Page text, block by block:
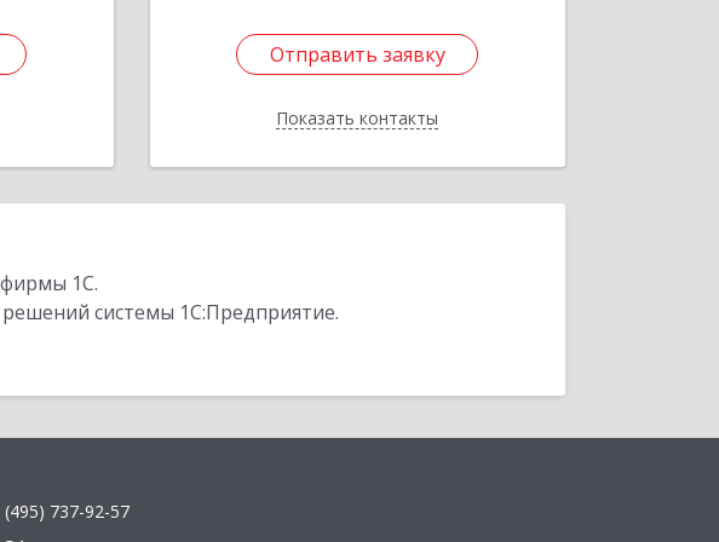
Отправить заявку
Показать контакты
Отправить заявку
Назад
1С.
системы 1С:Предприятие.
(495) 737-92-57